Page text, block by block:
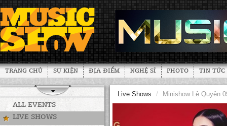
TRANG CHỦ SỰ KIỆN ĐỊA ĐIỂM NGHỆ SĨ PHOTO TIN TỨC
ALL EVENTS
LIVE SHOWS
Live Shows / Minishow Lệ Quyên